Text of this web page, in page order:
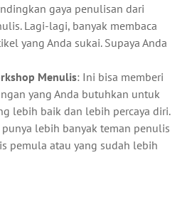
gaya penulisan dari
Lagi-lagi, banyak membaca
yang Anda sukai. Supaya Anda
Menulis: Ini bisa memberi
yang Anda butuhkan untuk
lebih baik dan lebih percaya diri.
punya lebih banyak teman penulis
pemula atau yang sudah lebih